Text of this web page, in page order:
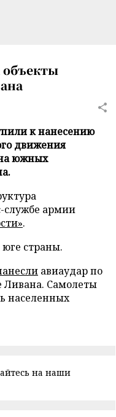
объекты
к нанесению
движения
южных
службе армии
.
страны.
авиаудар по
Ливана. Самолеты
населенных
на наши